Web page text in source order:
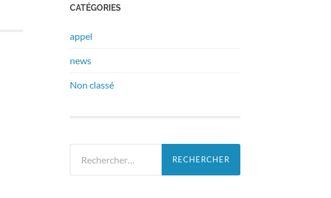
CATÉGORIES
appel
news
Non classé